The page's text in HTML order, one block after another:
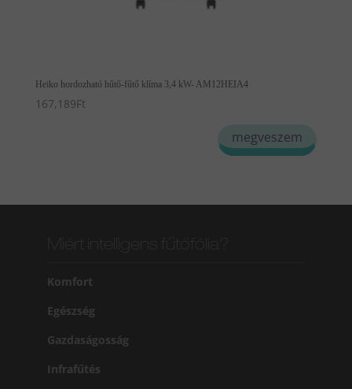
Heiko hordozható hűtő-fűtő klíma 3,4 kW- AM12HEIA4
167,189Ft
megveszem
Komfort
Egészség
Gazdaságosság
Infrafűtés